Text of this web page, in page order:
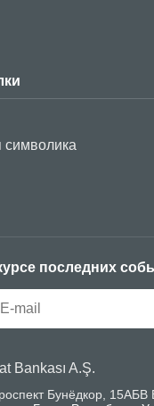
символика
последних
Bankası A.Ş.
Бунёдкор,